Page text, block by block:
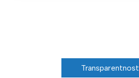
Transparentnost